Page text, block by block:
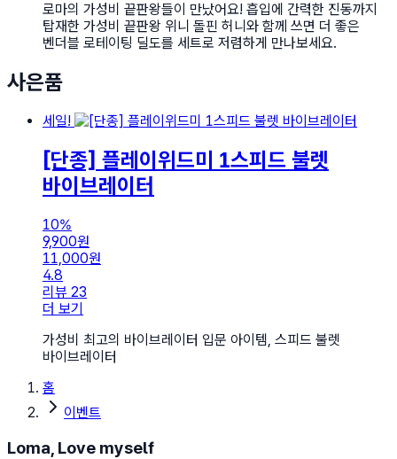
로마의 가성비 끝판왕들이 만났어요! 흡입에 간력한 진동까지
탑재한 가성비 끝판왕 위니 돌핀 허니와 함께 쓰면 더 좋은
벤더블 로테이팅 딜도를 세트로 저렴하게 만나보세요.
사은품
세일!
[단종] 플레이위드미 1스피드 불렛
바이브레이터
10%
9,900원
11,000원
4.8
리뷰 23
더 보기
가성비 최고의 바이브레이터 입문 아이템, 스피드 불렛
바이브레이터
홈
이벤트
Loma, Love myself